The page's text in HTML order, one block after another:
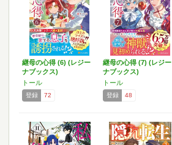
継母の心得 (6) (レジー
ナブックス)
トール
登録 72
継母の心得 (7) (レジー
ナブックス)
トール
登録 48